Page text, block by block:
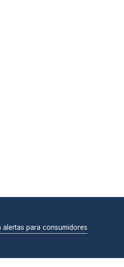
alertas para consumidores